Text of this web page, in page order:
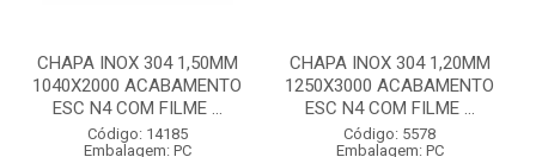
CHAPA INOX 304 1,50MM
1040X2000 ACABAMENTO
ESC N4 COM FILME ...
Código: 14185
Embalagem: PC
CHAPA INOX 304 1,20MM
1250X3000 ACABAMENTO
ESC N4 COM FILME ...
Código: 5578
Embalagem: PC